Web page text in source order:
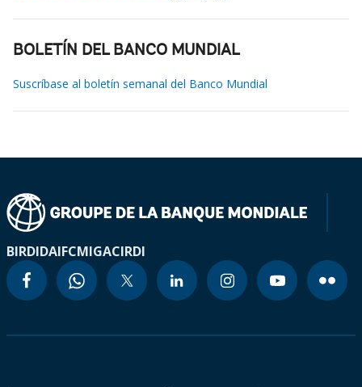
BOLETÍN DEL BANCO MUNDIAL
Suscríbase al boletín semanal del Banco Mundial
BIRDIDAIFCMIGACIRDI